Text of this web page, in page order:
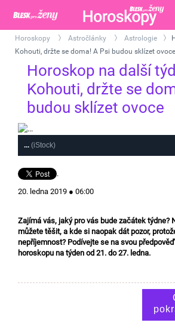
Horoskopy Astročlánky Astrologie
>
Kohouti, držte se doma! A Psi budou sklízet ovoce
Horoskop na další
Kohouti, držte se
budou sklízet ovoce
... (iStock)
.
20. ledna 2019 ● 06:00
Zajímá vás, jaký pro vás bude začátek týdne?
můžete těšit, a kde si naopak dát pozor,
nepříjemnost? Podívejte se na svou
horoskopu na týden od 21. do 27. ledna.